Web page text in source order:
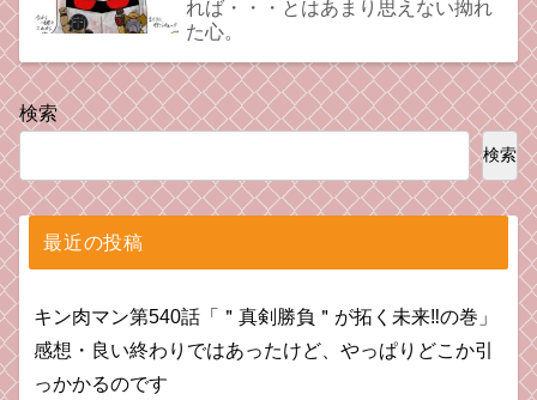
れば・・・とはあまり思えない拗れ
た心。
検索
検索
最近の投稿
キン肉マン第540話「＂真剣勝負＂が拓く未来‼の巻」
感想・良い終わりではあったけど、やっぱりどこか引
っかかるのです